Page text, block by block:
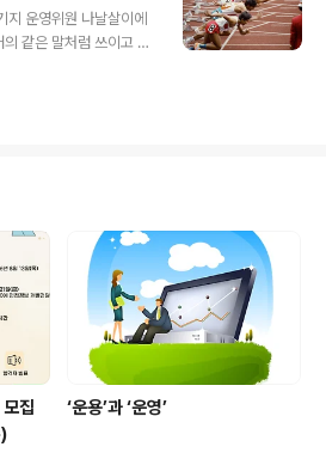
를 받고 있지만, 인사 문
있다. 각 부처별로 그 분
반대로, 쓸 만한 것을
운영위원 나날살이에
의 같은 말처럼 쓰이고 있
바꾸었을 때 ‘제일, 제
어난 형제나 일의 순서,
등으로 표현할 수 있다.
연이어 계속해서 반복되
학 입시에 두 번 연속
도..
집
‘운용’과 ‘운영’